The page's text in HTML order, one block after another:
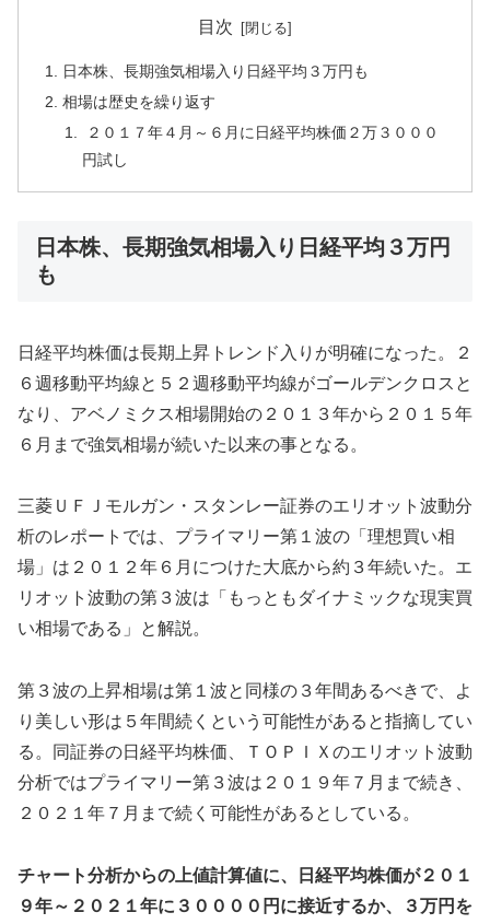
目次
日本株、長期強気相場入り日経平均３万円も
相場は歴史を繰り返す
２０１７年４月～６月に日経平均株価２万３０００
円試し
日本株、長期強気相場入り日経平均３万円
も
日経平均株価は長期上昇トレンド入りが明確になった。２
６週移動平均線と５２週移動平均線がゴールデンクロスと
なり、アベノミクス相場開始の２０１３年から２０１５年
６月まで強気相場が続いた以来の事となる。
三菱ＵＦＪモルガン・スタンレー証券のエリオット波動分
析のレポートでは、プライマリー第１波の「理想買い相
場」は２０１２年６月につけた大底から約３年続いた。エ
リオット波動の第３波は「もっともダイナミックな現実買
い相場である」と解説。
第３波の上昇相場は第１波と同様の３年間あるべきで、よ
り美しい形は５年間続くという可能性があると指摘してい
る。同証券の日経平均株価、ＴＯＰＩＸのエリオット波動
分析ではプライマリー第３波は２０１９年７月まで続き、
２０２１年７月まで続く可能性があるとしている。
チャート分析からの上値計算値に、日経平均株価が２０１
９年～２０２１年に３００００円に接近するか、３万円を